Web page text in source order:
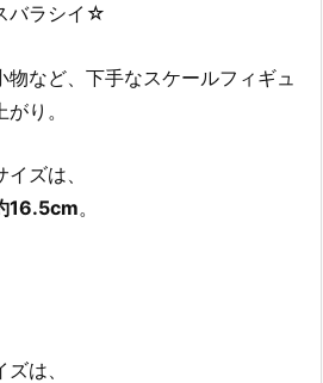
バラシイ☆
など、下手なスケールフィギュ
り。
イズは、
16.5cm。
は、